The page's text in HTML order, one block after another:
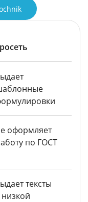
оформляет
по ГОСТ
тексты
низкой